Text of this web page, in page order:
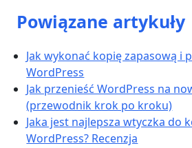
Powiązane artykuły
Jak wykonać kopię zapasową i
WordPress
Jak przenieść WordPress na
(przewodnik krok po kroku)
Jaka jest najlepsza wtyczka do
WordPress? Recenzja